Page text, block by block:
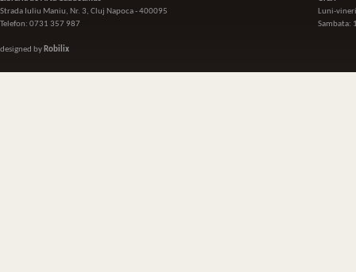
Strada Iuliu Maniu, Nr. 3, Cluj Napoca - 400095
Telefon: 0731 357 987
designed by Robilix
Luni-
Sambata: